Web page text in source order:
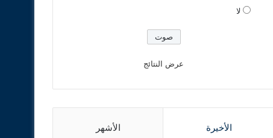
لا
عرض النتائج
الأخيرة الأشهر